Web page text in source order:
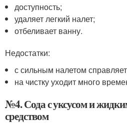
доступность;
удаляет легкий налет;
отбеливает ванну.
Недостатки:
с сильным налетом
на чистку уходит много
№4. Сода с уксусом и
средством